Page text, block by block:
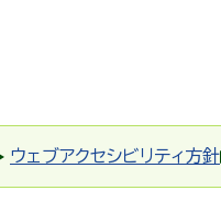
ウェブアクセシビリティ方針